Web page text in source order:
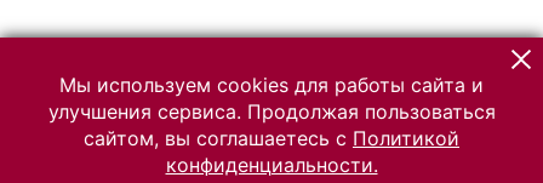
Мы используем cookies для работы сайта и
улучшения сервиса. Продолжая пользоваться
сайтом, вы соглашаетесь с Политикой
конфиденциальности.